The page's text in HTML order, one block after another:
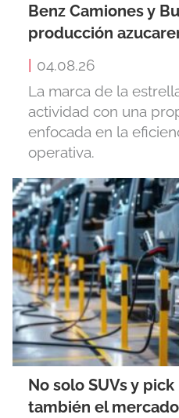
Benz Camiones y
producción
04.08.26
La marca de la
actividad con una
enfocada en la
operativa.
No solo SUVs y
también el